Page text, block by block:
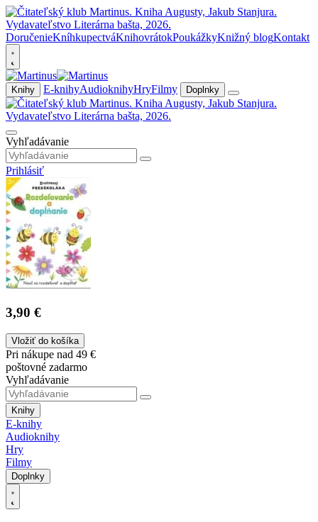
DoručenieKníhkupectváKnihovrátokPoukážkyKnižný blogKontakt
Knihy E-knihyAudioknihyHryFilmy Doplnky
Vyhľadávanie
Prihlásiť
3,90 €
Vložiť do košíka
Pri nákupe nad 49 €
poštovné zadarmo
Vyhľadávanie
Knihy
E-knihy
Audioknihy
Hry
Filmy
Doplnky